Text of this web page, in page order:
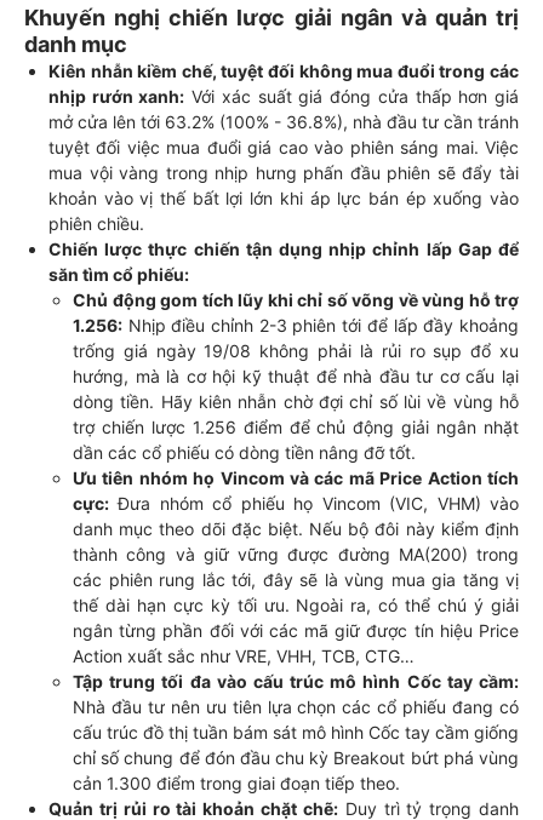
Khuyến nghị chiến lược giải ngân và quản trị
danh mục
Kiên nhẫn kiềm chế, tuyệt đối không mua đuổi trong các
nhịp rướn xanh: Với xác suất giá đóng cửa thấp hơn giá
mở cửa lên tới 63.2% (100% - 36.8%), nhà đầu tư cần tránh
tuyệt đối việc mua đuổi giá cao vào phiên sáng mai. Việc
mua vội vàng trong nhịp hưng phấn đầu phiên sẽ đẩy tài
khoản vào vị thế bất lợi lớn khi áp lực bán ép xuống vào
phiên chiều.
Chiến lược thực chiến tận dụng nhịp chỉnh lấp Gap để
săn tìm cổ phiếu:
Chủ động gom tích lũy khi chỉ số võng về vùng hỗ trợ
1.256: Nhịp điều chỉnh 2-3 phiên tới để lấp đầy khoảng
trống giá ngày 19/08 không phải là rủi ro sụp đổ xu
hướng, mà là cơ hội kỹ thuật để nhà đầu tư cơ cấu lại
dòng tiền. Hãy kiên nhẫn chờ đợi chỉ số lùi về vùng hỗ
trợ chiến lược 1.256 điểm để chủ động giải ngân nhặt
dần các cổ phiếu có dòng tiền nâng đỡ tốt.
Ưu tiên nhóm họ Vincom và các mã Price Action tích
cực: Đưa nhóm cổ phiếu họ Vincom (VIC, VHM) vào
danh mục theo dõi đặc biệt. Nếu bộ đôi này kiểm định
thành công và giữ vững được đường MA(200) trong
các phiên rung lắc tới, đây sẽ là vùng mua gia tăng vị
thế dài hạn cực kỳ tối ưu. Ngoài ra, có thể chú ý giải
ngân từng phần đối với các mã giữ được tín hiệu Price
Action xuất sắc như VRE, VHH, TCB, CTG…
Tập trung tối đa vào cấu trúc mô hình Cốc tay cầm:
Nhà đầu tư nên ưu tiên lựa chọn các cổ phiếu đang có
cấu trúc đồ thị tuần bám sát mô hình Cốc tay cầm giống
chỉ số chung để đón đầu chu kỳ Breakout bứt phá vùng
cản 1.300 điểm trong giai đoạn tiếp theo.
Quản trị rủi ro tài khoản chặt chẽ:Duy trì tỷ trọng danh